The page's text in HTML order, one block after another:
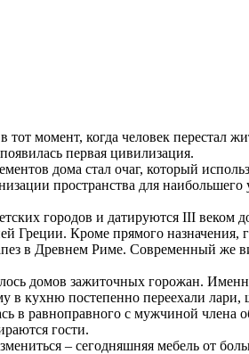
тот момент, когда человек
первая цивилизация.
дома стал очаг, который
пространства для
городов и датируются III веком
Греции. Кроме прямого
в Древнем Риме. Современный же
домов зажиточных горожан.
в кухню постепенно переехали
в равноправного с мужчиной члена
гости.
– сегодняшняя мебель от